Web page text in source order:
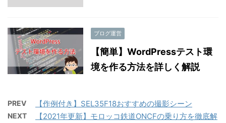
ブログ運営
【簡単】WordPressテスト環
境を作る方法を詳しく解説
PREV 【作例付き】SEL35F18おすすめの撮影シーン
NEXT
【2021年更新】モロッコ鉄道ONCFの乗り方を徹底解